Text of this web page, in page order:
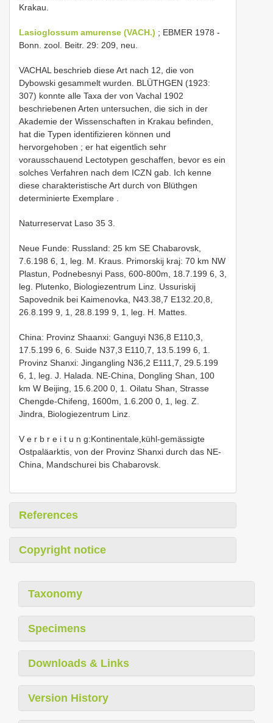
Krakau.
Lasioglossum amurense (VACH.) ; EBMER 1978 -
Bonn. zool. Beitr. 29: 209, neu.
VACHAL beschrieb diese Art nach 12, die von
Dybowski gesammelt wurden. BLÜTHGEN (1923:
307) konnte alle Taxa der von Vachal 1902
beschriebenen Arten untersuchen, die sich in der
Akademie der Wissenschaften in Krakau befinden,
hat die Typen identifizieren können und
hervorgehoben ; er hat eigentlich sehr
vorausschauend Lectotypen geschaffen, bevor es ein
solches Verfahren nach dem ICZN gab. Ich kenne
diese charakteristische Art durch von Blüthgen
determinierte Exemplare
Naturreservat Laso 35 3.
Neue Funde: Russland: 25 km SE Chabarovsk,
7.6.198 6, 1, leg. M. Kraus. Primorskij kraj: 70 km NW
Plastun, Podnebesnyi Pass, 600-800m, 18.7.199 6, 3,
leg. Plutenko, Biologiezentrum Linz. Ussuriskij
Sapovednik bei Kaimenovka, N43.38,7 E132.20,8,
26.8.199 9, 1, 28.8.199 9, 1, leg. H. Mattes.
China: Provinz Shaanxi: Ganguyi N36,8 E110,3,
17.5.199 6, 6. Suide N37,3 E110,7, 13.5.199 6, 1.
Provinz Shanxi: Jingangling N36,2 E111,7, 29.5.199
6, 1, leg. J. Halada. NE-China, Dongling Shan, 100
km W Beijing, 15.6.200 0, 1. Oilatu Shan, Strasse
Chengde-Chifeng, 1600m, 1.6.200 0, 1, leg. Z.
Jindra, Biologiezentrum Linz.
V e r b r e i t u n g:Kontinentale,kühl-gemässigte
Ostpaläarktis, von der Provinz Shanxi durch das NE-
China, Mandschurei bis Chabarovsk.
References
Copyright notice
Taxonomy
Specimens
Downloads & Links
Version History